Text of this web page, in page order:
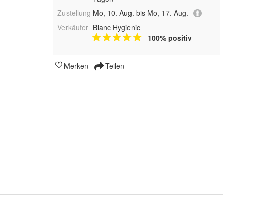
Zustellung Mo, 10. Aug. bis Mo, 17. Aug.
Verkäufer Blanc Hygienic
100% positiv
Merken Teilen